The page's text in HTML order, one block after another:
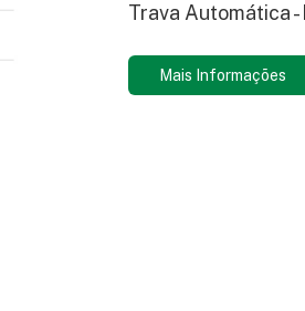
Trava Automática -
Mais Informações